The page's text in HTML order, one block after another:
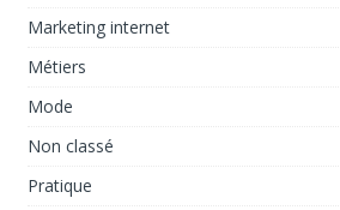
Marketing internet
Métiers
Mode
Non classé
Pratique